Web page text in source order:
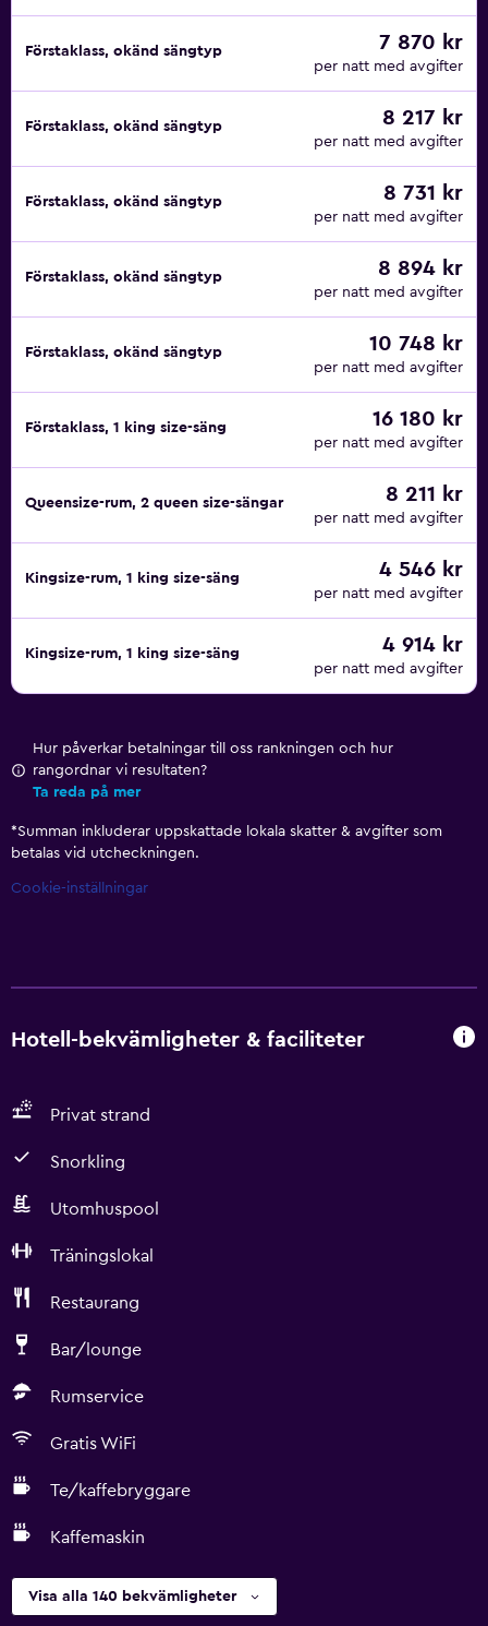
Förstaklass, okänd sängtyp 7 870 kr
per natt med avgifter
Förstaklass, okänd sängtyp 8 217 kr
per natt med avgifter
Förstaklass, okänd sängtyp 8 731 kr
per natt med avgifter
Förstaklass, okänd sängtyp 8 894 kr
per natt med avgifter
Förstaklass, okänd sängtyp 10 748 kr
per natt med avgifter
Förstaklass, 1 king size-säng 16 180 kr
per natt med avgifter
Queensize-rum, 2 queen size-sängar 8 211 kr
per natt med avgifter
Kingsize-rum, 1 king size-säng 4 546 kr
per natt med avgifter
Kingsize-rum, 1 king size-säng 4 914 kr
per natt med avgifter
Hur påverkar betalningar till oss rankningen och hur
rangordnar vi resultaten?
Ta reda på mer
*Summan inkluderar uppskattade lokala skatter & avgifter som
betalas vid utcheckningen.
Cookie-inställningar
Hotell-bekvämligheter & faciliteter
Privat strand
Snorkling
Utomhuspool
Träningslokal
Restaurang
Bar/lounge
Rumservice
Gratis WiFi
Te/kaffebryggare
Kaffemaskin
Visa alla 140 bekvämligheter